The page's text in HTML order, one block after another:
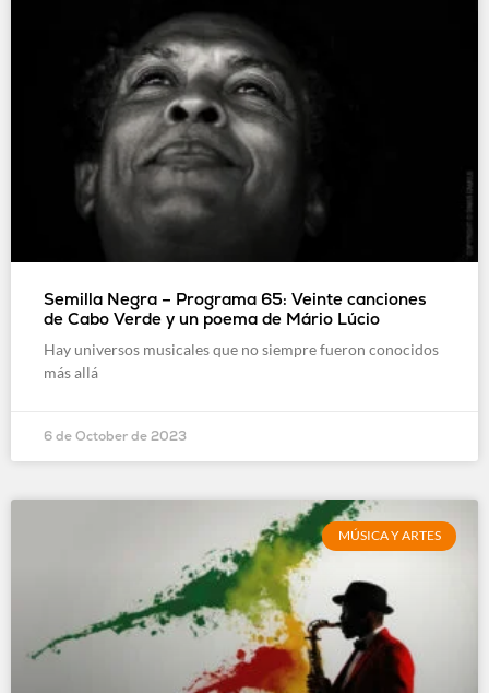
Semilla Negra – Programa 65: Veinte canciones
de Cabo Verde y un poema de Mário Lúcio
Hay universos musicales que no siempre fueron conocidos
más allá
6 de October de 2023
MÚSICA Y ARTES